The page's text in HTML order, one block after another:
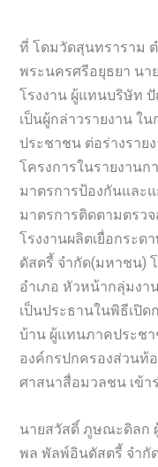
ที่ โดมวัดสุนทราราม
พระนครศรีอยุธยา น
โรงงาน ผู้แทนบริษัท
เป็นผู้กล่าวรายงาน ใ
ประชาชน ต่อร่างราย
โครงการในรายงานก
มาตรการป้องกันและ
มาตรการติดตามตรว
โรงงานผลิตเยื่อกระ
ดัสตรี้ จำกัด(มหาชน)
อำเภอ หัวหน้ากลุ่มงา
เป็นประธานในพิธีเปิ
บ้าน ผู้แทนภาคประช
องค์กรปกครองส่วนท้
ศาสนาสื่อมวลชน เข้า
นายสวัสดิ์ ภูษณะดิลก
พล พัลพ์อินดัสตรี้ จำกั